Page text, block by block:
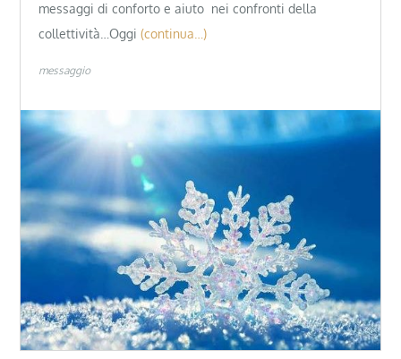
messaggi di conforto e aiuto nei confronti della
collettività…Oggi (continua…)
messaggio